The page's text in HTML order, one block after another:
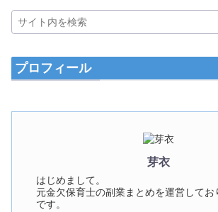
プロフィール
芽衣
はじめまして。
元金欠保育士の副業まとめを運営してお
です。